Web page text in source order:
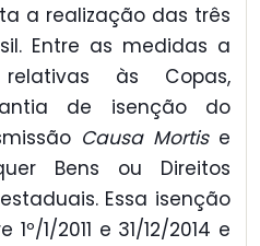
a realização das três
Entre as medidas a
às Copas,
de isenção do
Causa Mortise
Bens ou Direitos
Essa isenção
1/2011 e 31/12/2014 e